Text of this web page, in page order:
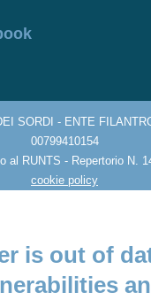
SORDI - ENTE
00799410154
al RUNTS - Repertorio N.
cookie policy
is out of